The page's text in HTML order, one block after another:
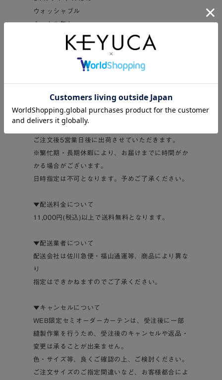
ウォッシャブル
タッセル無し
--------------------------------------------
※必ずご確認ください※
クレジットカードのみの決済となります。
▼納期について
ご注文後5営業日後に出荷させていただきます。
※繁忙期・長期休暇により、お届けまでに時間がか
かる場合がございます。
日時指定は不可となります。予めご了承ください。
▼配送料金について
11,000円(税込)以上で送料無料となります。
▼配送業者について
配送会社は佐川急便・福山通運等、商品により異な
り
指定はできかねますのでご了承ください。
▼キャンセルについて
WEB限定セミオーダーカーテンは、受注後に一部
縫製作業を行うため、受注後のキャンセルや返品・
変更は承ることが出来ません。
色・サイズ等、良くご確認の上、ご検討ください。
ご注文サイズのご指定間違いなど、お客様都合によ